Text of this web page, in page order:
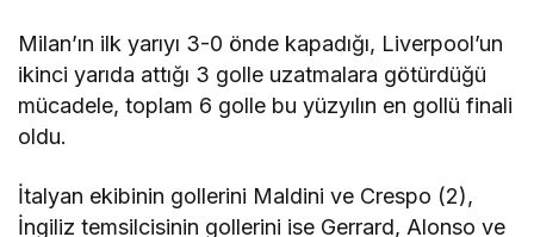
Milan’ın ilk yarıyı 3-0 önde kapadığı, Liverpool’un
ikinci yarıda attığı 3 golle uzatmalara götürdüğü
mücadele, toplam 6 golle bu yüzyılın en gollü finali
oldu.
İtalyan ekibinin gollerini Maldini ve Crespo (2),
İngiliz temsilcisinin gollerini ise Gerrard, Alonso ve